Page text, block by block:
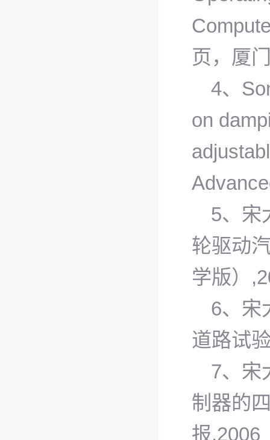
页，厦
4、
on
5、宋
轮驱动
学版）
6、宋
道路试
7、宋
制器的
报,2006